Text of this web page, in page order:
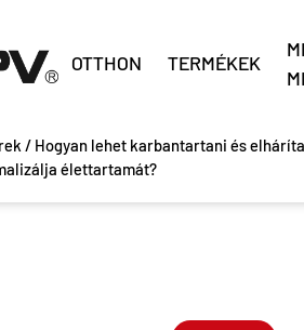
OTTHON TERMÉKEK
MI
/ Hogyan lehet karbantartani és
élettartamát?